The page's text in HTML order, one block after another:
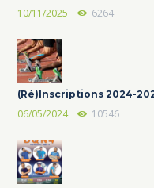
10/11/2025 6264
(Ré)Inscriptions 2024-
06/05/2024 10546